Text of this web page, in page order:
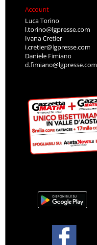
Account
Luca Torino
l.torino@lgpresse.com
Ivana Cretier
i.cretier@lgpresse.com
Daniele Fimiano
d.fimiano@lgpresse.com